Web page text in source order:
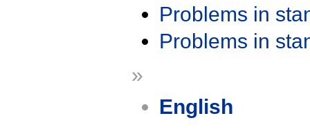
Problems in
Problems in
»
English